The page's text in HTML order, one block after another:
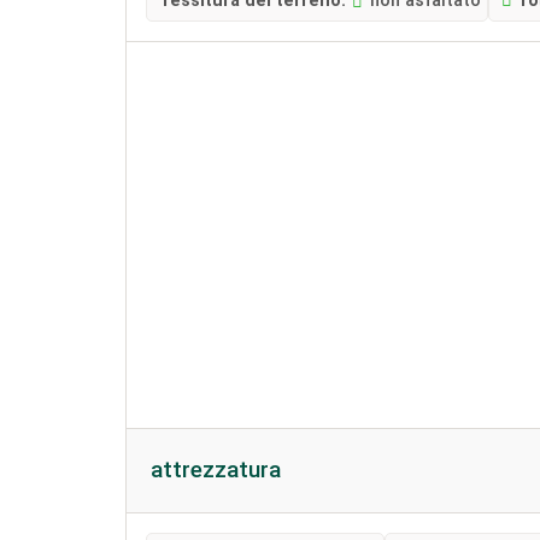
attrezzatura